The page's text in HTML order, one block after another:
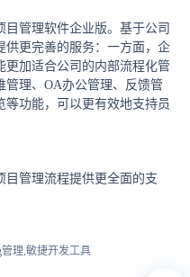
管理软件企业版。基于公司
供更完善的服务：一方面，企
更加适合公司的内部流程化管
理、OA办公管理、反馈管
功能，可以更有效地支持员
目管理流程提供更全面的支
理,敏捷开发工具